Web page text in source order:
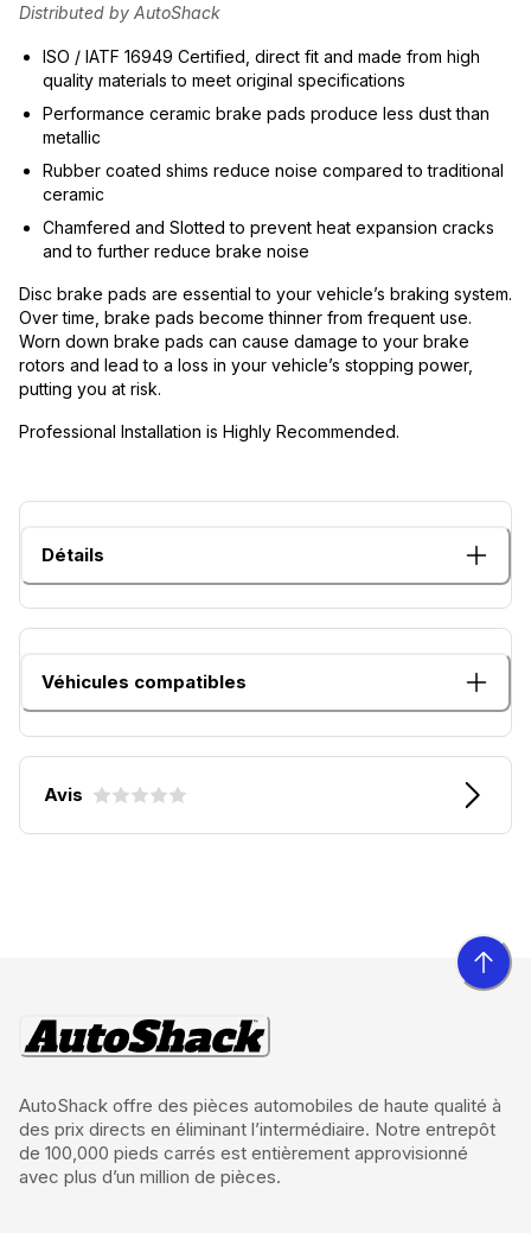
Distributed by AutoShack
ISO / IATF 16949 Certified, direct fit and made from high
quality materials to meet original specifications
Performance ceramic brake pads produce less dust than
metallic
Rubber coated shims reduce noise compared to traditional
ceramic
Chamfered and Slotted to prevent heat expansion cracks
and to further reduce brake noise
Disc brake pads are essential to your vehicle’s braking system.
Over time, brake pads become thinner from frequent use.
Worn down brake pads can cause damage to your brake
rotors and lead to a loss in your vehicle’s stopping power,
putting you at risk.
Professional Installation is Highly Recommended.
Détails
Véhicules compatibles
Avis
AutoShack offre des pièces automobiles de haute qualité à
des prix directs en éliminant l’intermédiaire. Notre entrepôt
de 100,000 pieds carrés est entièrement approvisionné
avec plus d’un million de pièces.